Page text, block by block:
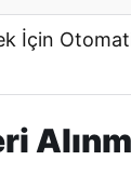
İçin